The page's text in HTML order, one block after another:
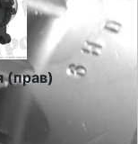
(прав)